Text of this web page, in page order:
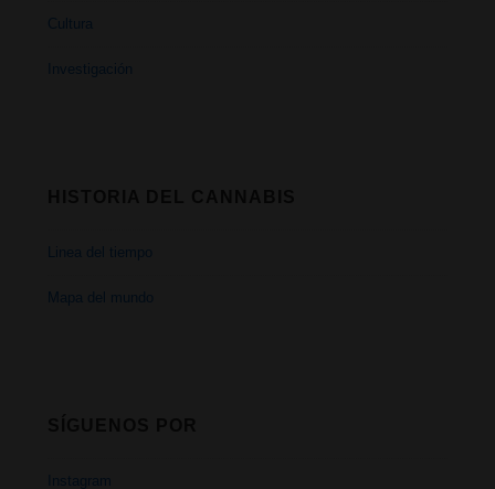
Cultura
Investigación
Linea del tiempo
Mapa del mundo
Instagram